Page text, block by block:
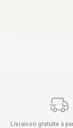
Livraison gratuite à